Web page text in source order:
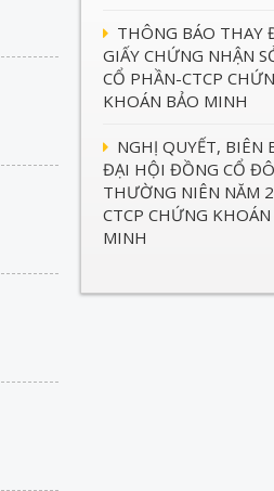
THÔNG BÁO THAY
GIẤY CHỨNG NHẬN
CỔ PHẦN-CTCP
KHOÁN BẢO MINH
NGHỊ QUYẾT, BIÊN
ĐẠI HỘI ĐỒNG CỔ
THƯỜNG NIÊN NĂM
CTCP CHỨNG KHOÁN
MINH